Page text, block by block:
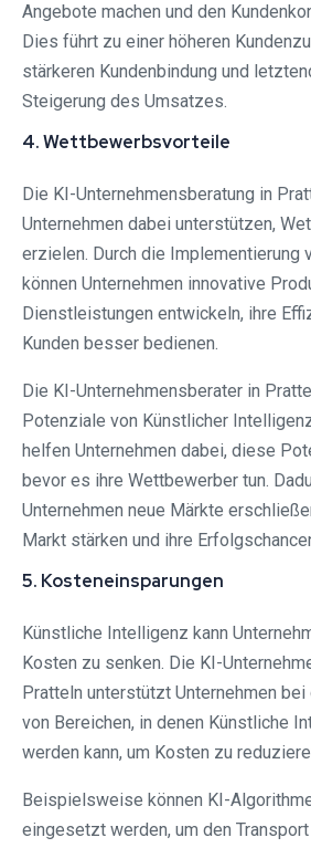
Angebote machen und den
Dies führt zu einer höheren
stärkeren Kundenbindung und
Steigerung des Umsatzes.
4. Wettbewerbsvorteile
Die KI-Unternehmensberatung in
Unternehmen dabei unterstützen,
erzielen. Durch die Implementierung
können Unternehmen innovative
Dienstleistungen entwickeln, ihre
Kunden besser bedienen.
Die KI-Unternehmensberater in
Potenziale von Künstlicher
helfen Unternehmen dabei, diese
bevor es ihre Wettbewerber tun.
Unternehmen neue Märkte
Markt stärken und ihre
5. Kosteneinsparungen
Künstliche Intelligenz kann
Kosten zu senken. Die KI-
Pratteln unterstützt Unternehmen
von Bereichen, in denen Künstliche
werden kann, um Kosten zu
Beispielsweise können KI-
eingesetzt werden, um den